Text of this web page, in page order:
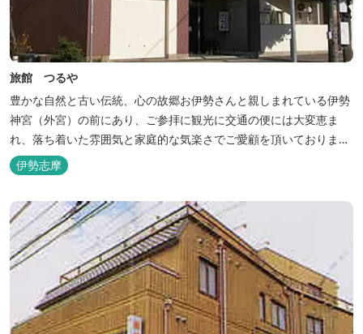
旅館 つるや
豊かな自然と古い伝統、心の故郷お伊勢さんと親しまれている伊勢
神宮（外宮）の前にあり、ご参拝に観光に交通の便には大変恵ま
れ、落ち着いた雰囲気と家庭的な気楽さでご愛顧を頂いておりま
す。
伊勢志摩